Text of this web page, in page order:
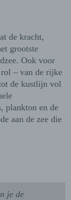
de kracht,
grootste
Ook voor
rol – van de rijke
de kustlijn vol
plankton en de
aan de zee die
je de